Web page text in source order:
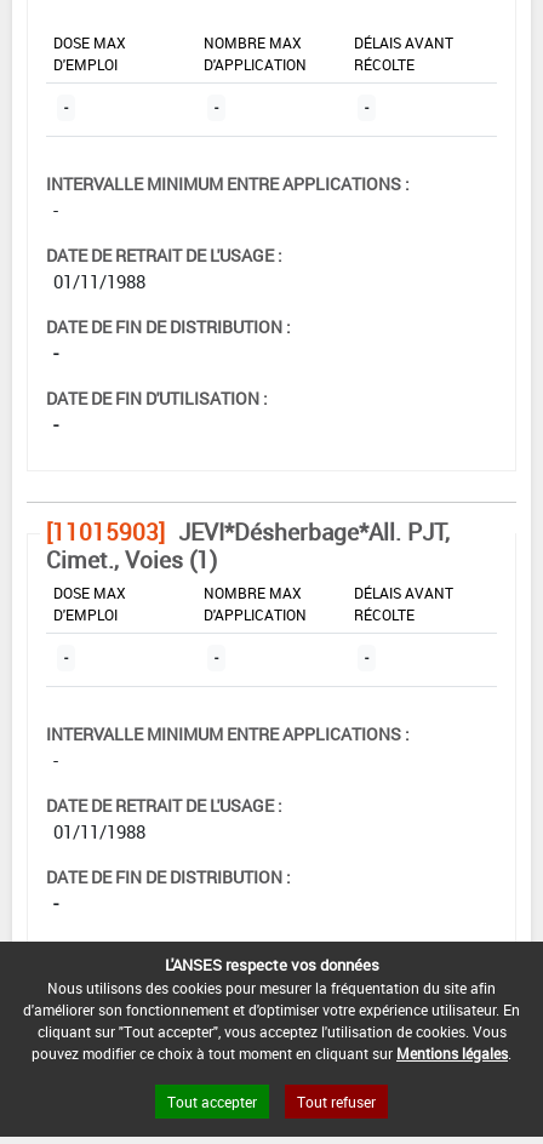
DOSE MAX
D'EMPLOI
NOMBRE MAX
D'APPLICATION
DÉLAIS AVANT
RÉCOLTE
- - -
INTERVALLE MINIMUM ENTRE APPLICATIONS :
-
DATE DE RETRAIT DE L'USAGE :
01/11/1988
DATE DE FIN DE DISTRIBUTION :
-
DATE DE FIN D'UTILISATION :
-
[11015903] JEVI*Désherbage*All. PJT,
Cimet., Voies (1)
DOSE MAX
D'EMPLOI
NOMBRE MAX
D'APPLICATION
DÉLAIS AVANT
RÉCOLTE
- - -
INTERVALLE MINIMUM ENTRE APPLICATIONS :
-
DATE DE RETRAIT DE L'USAGE :
01/11/1988
DATE DE FIN DE DISTRIBUTION :
-
DATE DE FIN D'UTILISATION :
L'ANSES respecte vos données
Nous utilisons des cookies pour mesurer la fréquentation du site afin
d'améliorer son fonctionnement et d'optimiser votre expérience utilisateur. En
cliquant sur "Tout accepter", vous acceptez l'utilisation de cookies. Vous
pouvez modifier ce choix à tout moment en cliquant sur Mentions légales
Tout accepter Tout refuser